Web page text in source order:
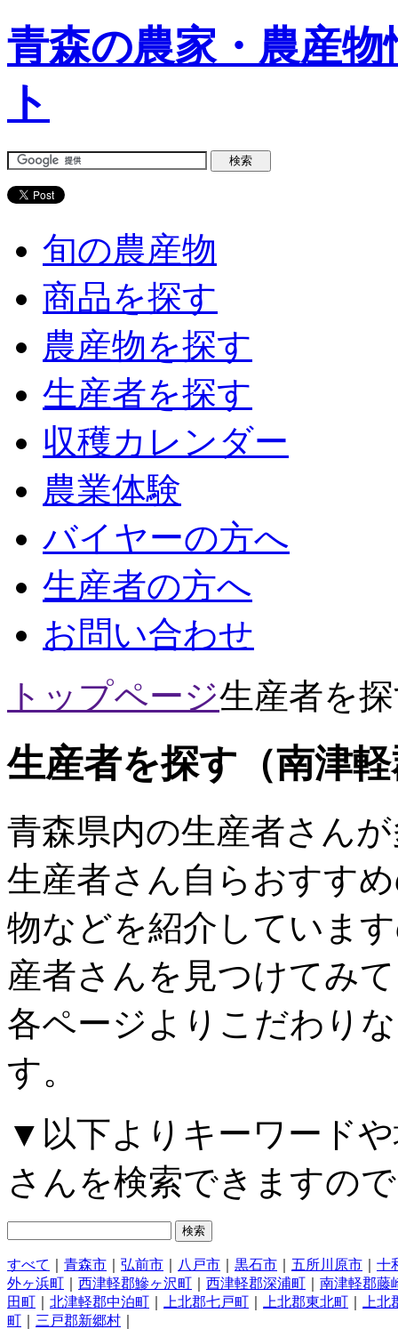
青森の農家・農産
ト
旬の農産物
商品を探す
農産物を探す
生産者を探す
収穫カレンダー
農業体験
バイヤーの方へ
生産者の方へ
お問い合わせ
トップページ生産者を
生産者を探す（南津
青森県内の生産者さん
生産者さん自らおすす
物などを紹介していま
産者さんを見つけてみ
各ページよりこだわり
す。
▼以下よりキーワード
さんを検索できますの
すべて 青森市 弘前市 八戸市 黒石市 五所川原市
十
外ヶ浜町
西津軽郡鰺ヶ沢町 西津軽郡深浦町
南津軽郡藤
田町
北津軽郡中泊町 上北郡七戸町 上北郡東北町
上
町
三戸郡新郷村